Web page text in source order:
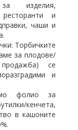
изделия,
и
чаши и
Торбичките
за плодове/
се
и
фолио за
кенчета,
в кашоните